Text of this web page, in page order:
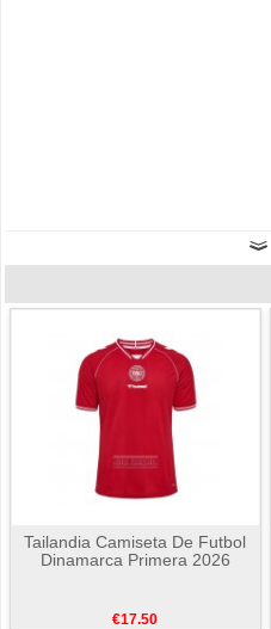
Tailandia Camiseta De Futbol
Dinamarca Primera 2026
€17.50